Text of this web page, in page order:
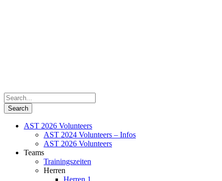
AST 2026 Volunteers
AST 2024 Volunteers – Infos
AST 2026 Volunteers
Teams
Trainingszeiten
Herren
Herren 1